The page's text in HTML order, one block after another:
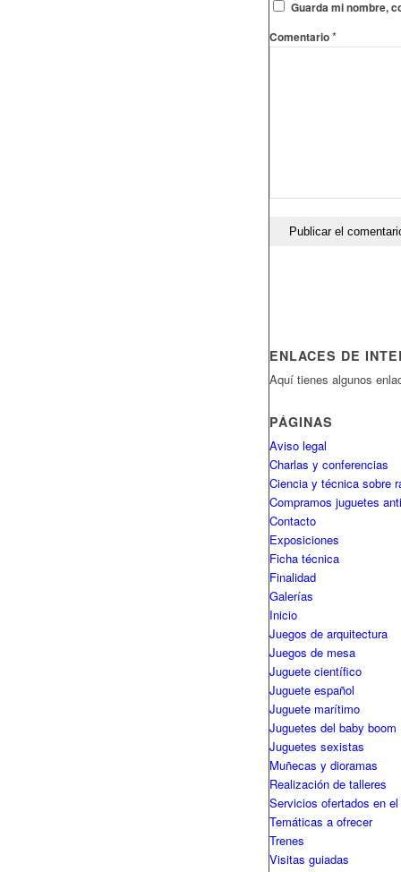
Guarda mi nombre,
Comentario*
ENLACES DE
Aquí tienes algunos
PÁGINAS
Aviso legal
Charlas y conferencias
Ciencia y técnica sobre
Compramos juguetes
Contacto
Exposiciones
Ficha técnica
Finalidad
Galerías
Inicio
Juegos de arquitectura
Juegos de mesa
Juguete científico
Juguete español
Juguete marítimo
Juguetes del baby boom
Juguetes sexistas
Muñecas y dioramas
Realización de talleres
Servicios ofertados en
Temáticas a ofrecer
Trenes
Visitas guiadas